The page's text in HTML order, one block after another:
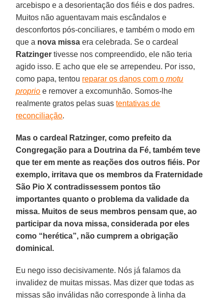
arcebispo e a desorientação dos fiéis e dos padres.
Muitos não aguentavam mais escândalos e
desconfortos pós-conciliares, e também o modo em
que a nova missa era celebrada. Se o cardeal
Ratzinger tivesse nos compreendido, ele não teria
agido isso. E acho que ele se arrependeu. Por isso,
como papa, tentou reparar os danos com omotu
proprio e remover a excomunhão. Somos-lhe
realmente gratos pelas suastentativas de
reconciliação.
Mas o cardeal Ratzinger, como prefeito da
Congregação para a Doutrina da Fé, também teve
que ter em mente as reações dos outros fiéis. Por
exemplo, irritava que os membros da Fraternidade
São Pio X contradissessem pontos tão
importantes quanto o problema da validade da
missa. Muitos de seus membros pensam que, ao
participar da nova missa, considerada por eles
como “herética”, não cumprem a obrigação
dominical.
Eu nego isso decisivamente. Nós já falamos da
invalidez de muitas missas. Mas dizer que todas as
missas são inválidas não corresponde à linha da